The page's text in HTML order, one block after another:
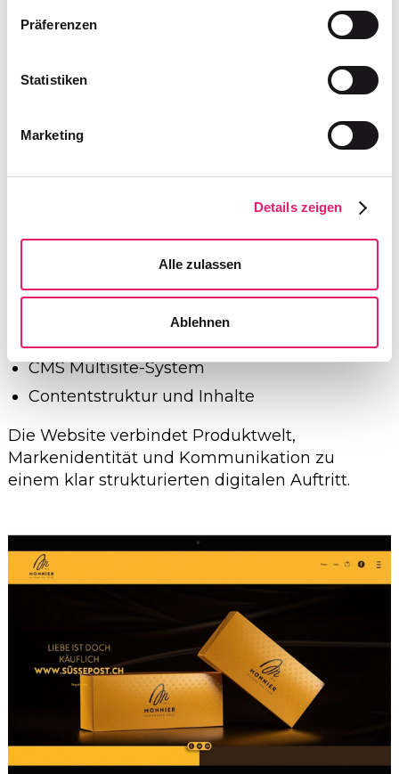
Präferenzen
Statistiken
Marketing
Details zeigen
Alle zulassen
Ablehnen
Digital entwickelte E621 die Website der Marke.
Umgesetzt wurden:
CMS Multisite-System
Contentstruktur und Inhalte
Die Website verbindet Produktwelt,
Markenidentität und Kommunikation zu
einem klar strukturierten digitalen Auftritt.